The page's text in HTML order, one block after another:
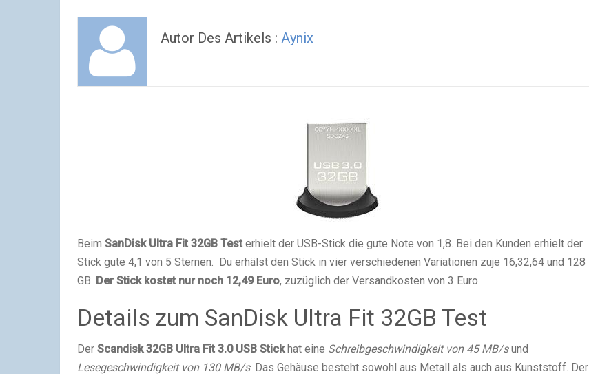
Autor Des Artikels : Aynix
Beim SanDisk Ultra Fit 32GB Test erhielt der USB-Stick die gute Note von 1,8. Bei den Kunden erhielt der
Stick gute 4,1 von 5 Sternen. Du erhälst den Stick in vier verschiedenen Variationen zuje 16,32,64 und 128
GB. Der Stick kostet nur noch 12,49 Euro, zuzüglich der Versandkosten von 3 Euro.
Details zum SanDisk Ultra Fit 32GB Test
Der Scandisk 32GB Ultra Fit 3.0 USB Stickhat eine Schreibgeschwindigkeit von 45 MB/sund
Lesegeschwindigkeit von 130 MB/s. Das Gehäuse besteht sowohl aus Metall als auch aus Kunststoff. Der